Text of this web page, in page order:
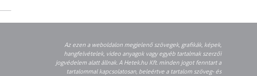
Az ezen a weboldalon megjelenő szövegek, grafikák, képek,
hangfelvételek, video anyagok vagy egyéb tartalmak szerzői
jogvédelem alatt állnak. A Hetek.hu Kft. minden jogot fenntart a
tartalommal kapcsolatosan, beleértve a tartalom szöveg- és